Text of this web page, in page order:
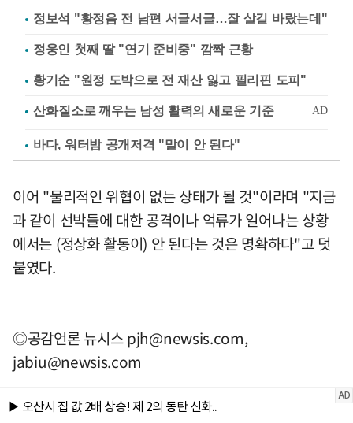
정보석 "황정음 전 남편 서글서글…잘 살길 바랐는데"
정웅인 첫째 딸 "연기 준비중" 깜짝 근황
황기순 "원정 도박으로 전 재산 잃고 필리핀 도피"
바다, 워터밤 공개저격 "말이 안 된다"
이어 "물리적인 위협이 없는 상태가 될 것"이라며 "지금
과 같이 선박들에 대한 공격이나 억류가 일어나는 상황
에서는 (정상화 활동이) 안 된다는 것은 명확하다"고 덧
붙였다.
◎공감언론 뉴시스pjh@newsis.com,
jabiu@newsis.com